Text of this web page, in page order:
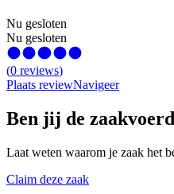
Nu gesloten
Nu gesloten
(0 reviews)
Plaats reviewNavigeer
Ben jij de
Laat weten waarom je zaak het
Claim deze zaak